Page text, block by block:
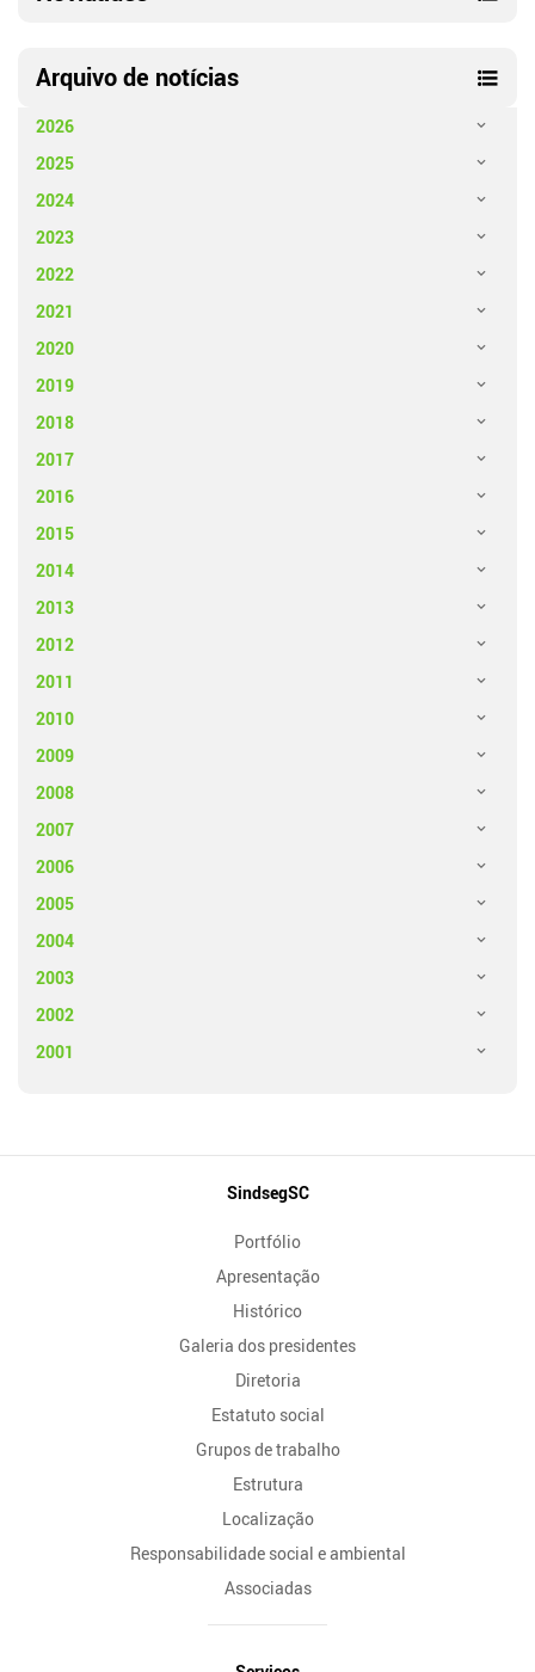
Arquivo de notícias
2026
2025
2024
2023
2022
2021
2020
2019
2018
2017
2016
2015
2014
2013
2012
2011
2010
2009
2008
2007
2006
2005
2004
2003
2002
2001
SindsegSC
Portfólio
Apresentação
Histórico
Galeria dos presidentes
Diretoria
Estatuto social
Grupos de trabalho
Estrutura
Localização
Responsabilidade social e ambiental
Associadas